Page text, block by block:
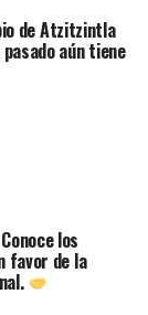
de Atzitzintla
aún tiene
los
favor de la